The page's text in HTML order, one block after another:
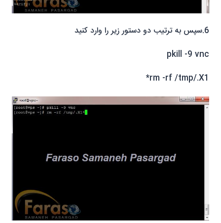
6.سپس به ترتیب دو دستور زیر را وارد کنید
pkill -9 vnc
rm -rf /tmp/.X1*